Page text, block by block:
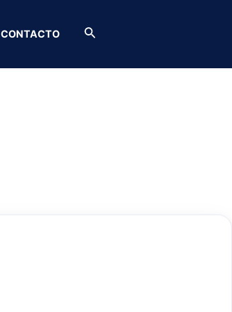
CONTACTO Buscar